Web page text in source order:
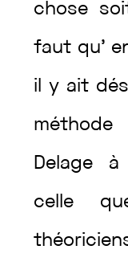
chose
faut qu’
ily ait
méthode
Delage à
celle